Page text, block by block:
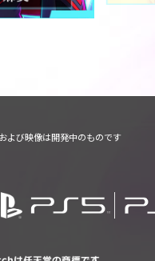
よび映像は開発中のものです